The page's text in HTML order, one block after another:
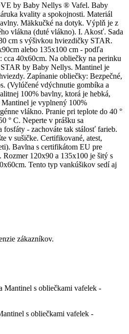
by Baby Nellys ® Vafel. Baby
kvality a spokojnosti. Materiál
Mäkkučké na dotyk. Výplň je z
vlákna (duté vlákno). I. Akosť. Sada
cm s výšivkou hviezdičky STAR.
alebo 135x100 cm - podľa
cca 40x60cm. Na obliečky na perinku
by Baby Nellys. Mantinel je
Zapínanie obliečky: Bezpečné,
(Vylúčené vdýchnutie gombíka a
100% bavlny, ktorá je hebká,
je vyplnený 100%
vlákno. Pranie pri teplote do 40 °
° C. Neperte v prášku sa
- zachováte tak stálosť farieb.
v sušičke. Certifikované, atest,
Bavlna s certifikátom EU pre
120x90 a 135x100 je šitý s
Tento typ vankúšikov sedí aj
zákazníkov.
s obliečkami vafelek -